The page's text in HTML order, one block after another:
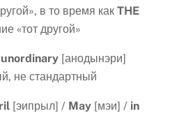
в то время как THE
«тот другой»
unordinary [анодынэри]
не стандартный
[эипрыл] / May [мэи] / in